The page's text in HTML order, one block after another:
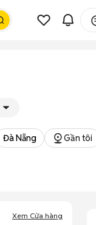
Đà Nẵng Gần tôi
Xem Cửa hàng